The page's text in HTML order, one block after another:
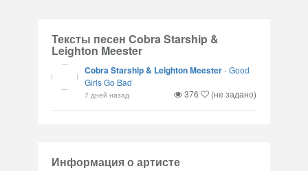
Тексты песен Cobra Starship &
Leighton Meester
Cobra Starship & Leighton Meester-Good
Girls Go Bad
7 дней назад 376 (не задано)
Информация о артисте